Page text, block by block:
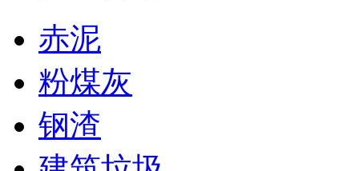
赤泥
粉煤灰
钢渣